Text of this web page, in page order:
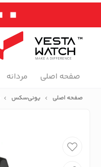
صفحه اصلی مردانه
صفحه اصلی یونی‌سکس